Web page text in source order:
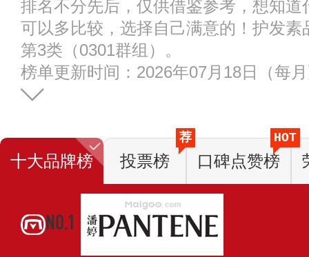
排名不分先后，仅供借鉴参考，想知
可以多比较，选择自己满意的！护发
第3类（0301群组）。
榜单更新时间：2026年07月18日（每
十大品牌榜 投票榜
荐
口碑点赞榜
HOT
NO.1